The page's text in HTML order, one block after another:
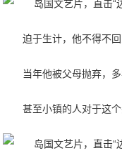
迫于生计，他不得不
当年他被父母抛弃，
甚至小镇的人对于这